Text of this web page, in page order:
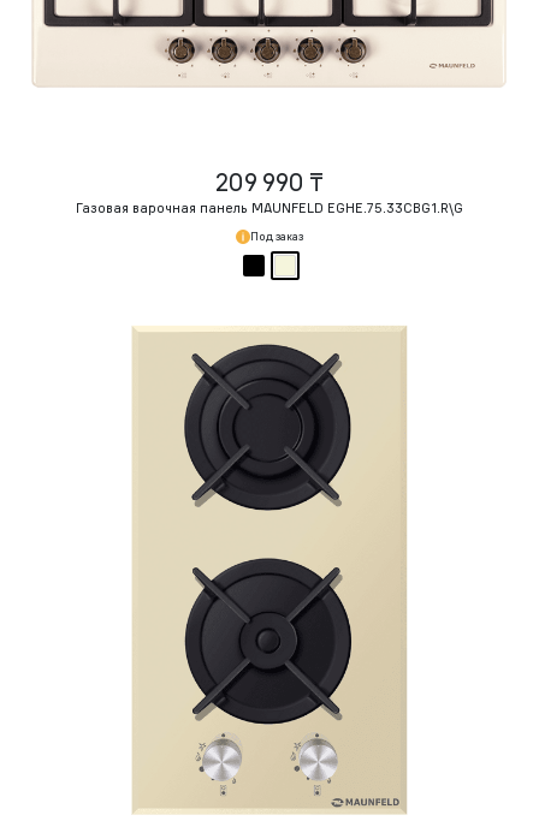
209 990 ₸
Газовая варочная панель MAUNFELD EGHE.75.33CBG1.R\G
Под заказ